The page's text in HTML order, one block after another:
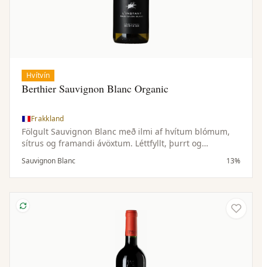
Hvítvín
Berthier Sauvignon Blanc Organic
Frakkland
Fölgult Sauvignon Blanc með ilmi af hvítum blómum,
sítrus og framandi ávöxtum. Léttfyllt, þurrt og
hressandi.
Sauvignon Blanc 13%